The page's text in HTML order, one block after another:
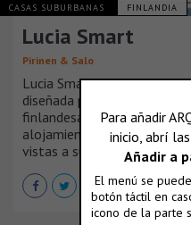
CASAS SUBURBANAS FINLANDIA
Lucia Smart
Pirinen & Salo
Lucia Smart es una unidad
diseñada para la empresa
finlandesa Savon Lasituote
alojamiento o espacio de
vistas a su entorno y al